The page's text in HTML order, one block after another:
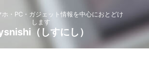
ホ・PC・ガジェット情報を中心におとどけ
します
（しすにし）